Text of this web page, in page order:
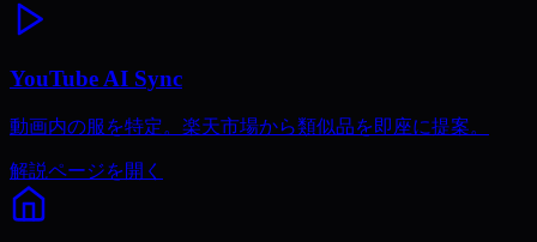
YouTube AI Sync
動画内の服を特定。楽天市場から類似品を即座に提案。
解説ページを開く